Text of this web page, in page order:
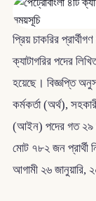
প্রিয় চাকরির
ক্যাটাগরির পদের
হয়েছে। বিজ্ঞপ্তি
কর্মকর্তা (অর্থ),
(আইন) পদের গত ২৯
মোট ৭৮২ জন প্রার্থী
আগামী ২৬ জানুয়ারি,